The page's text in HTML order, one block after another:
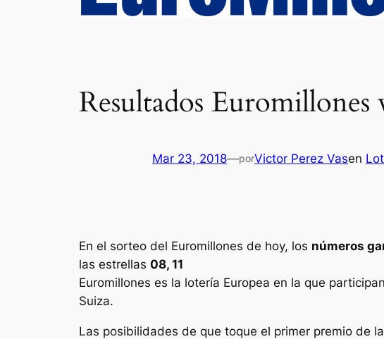
Resultados Euromillones
Mar 23, 2018—porVictor Perez Vasen
En el sorteo del Euromillones de hoy, los números
las estrellas 08, 11
Euromillones es la lotería Europea en la que
Suiza.
Las posibilidades de que toque el primer premio de